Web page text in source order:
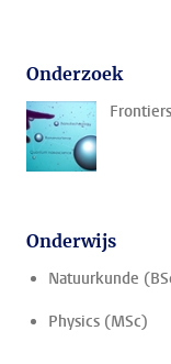
Onderzoek
Onderwijs
Natuurkunde
Physics (MSc)